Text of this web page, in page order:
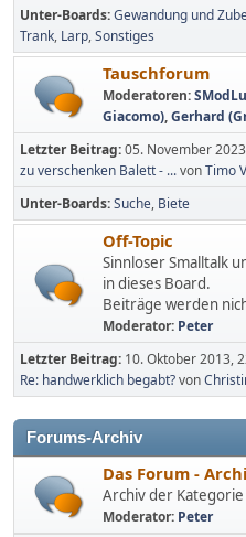
Unter-Boards Gewandung und
Trank Larp Sonstiges
Tauschforum
Moderatoren:
Giacomo),Gerhard
Letzter Beitrag:05. November
zu verschenken Balett - ...vonTimo
Unter-Boards Suche Biete
Off-Topic
Sinnloser Smalltalk
in dieses Board.
Beiträge werden
Moderator: Peter
Letzter Beitrag: 10. Oktober 2013,
Re: handwerklich begabt?von
Forums-Archiv
Das Forum -
Archiv der
Moderator: Peter